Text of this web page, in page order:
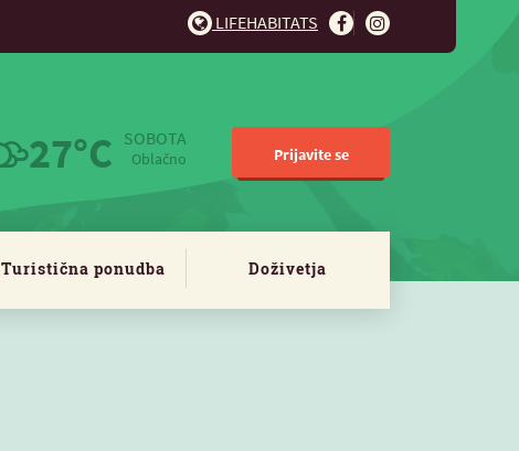
LIFEHABITATS
27°C SOBOTA
Oblačno Prijavite se
Turistična ponudba Doživetja